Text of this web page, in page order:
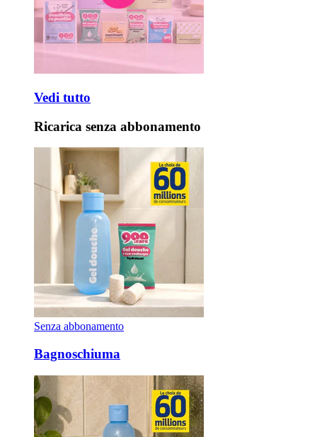
Vedi tutto
Ricarica senza abbonamento
Senza abbonamento
Bagnoschiuma